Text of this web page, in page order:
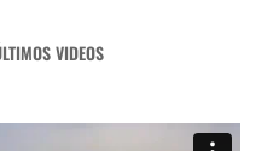
VIDEOS